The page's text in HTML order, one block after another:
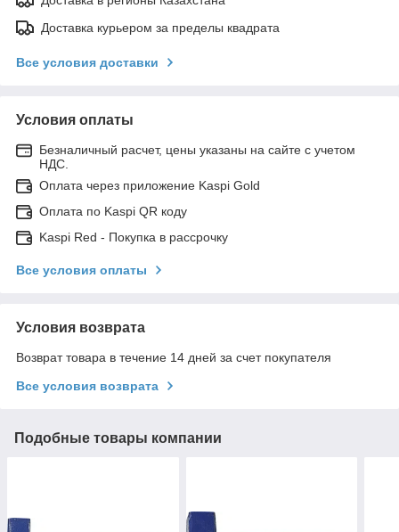
Доставка курьером за пределы квадрата
Все условия доставки
Условия оплаты
Безналичный расчет, цены указаны на сайте с учетом
НДС.
Оплата через приложение Kaspi Gold
Оплата по Kaspi QR коду
Kaspi Red - Покупка в рассрочку
Все условия оплаты
Условия возврата
Возврат товара в течение 14 дней за счет покупателя
Все условия возврата
Подобные товары компании